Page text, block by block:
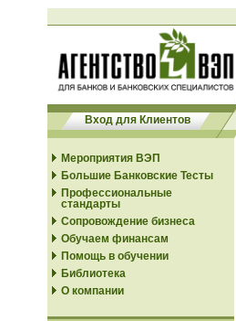
Вход для Клиентов
Мероприятия ВЭП
Большие Банковские Тесты
Профессиональные
стандарты
Сопровождение бизнеса
Обучаем финансам
Помощь в обучении
Библиотека
О компании